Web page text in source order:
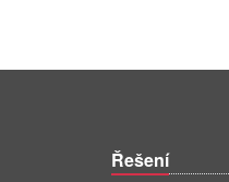
Řešení